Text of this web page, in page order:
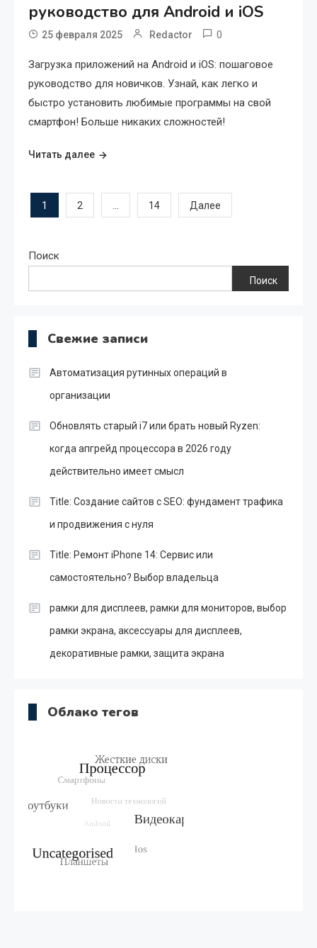
руководство для Android и iOS
25 февраля 2025 Redactor 0
Загрузка приложений на Android и iOS: пошаговое
руководство для новичков. Узнай, как легко и
быстро установить любимые программы на свой
смартфон! Больше никаких сложностей!
Читать далее
Пагинация
1 2 … 14 Далее
Поиск
Поиск
Свежие записи
Автоматизация рутинных операций в
организации
Обновлять старый i7 или брать новый Ryzen:
когда апгрейд процессора в 2026 году
действительно имеет смысл
Title: Создание сайтов с SEO: фундамент трафика
и продвижения с нуля
Title: Ремонт iPhone 14: Сервис или
самостоятельно? Выбор владельца
рамки для дисплеев, рамки для мониторов, выбор
рамки экрана, аксессуары для дисплеев,
декоративные рамки, защита экрана
Облако тегов